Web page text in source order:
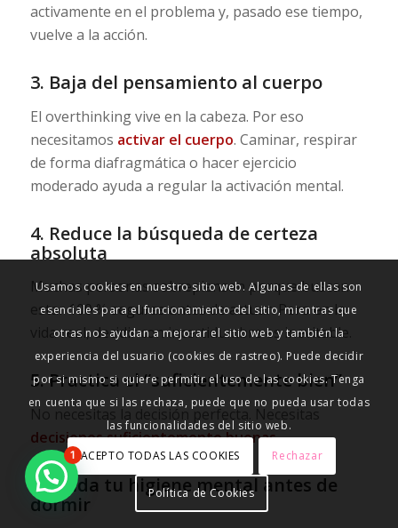
activamente en el problema y, pasado ese tiempo,
vuelve a la acción.
3. Baja del pensamiento al cuerpo
El overthinking vive en la cabeza. Por eso
necesitamos activar el cuerpo. Caminar, respirar
de forma diafragmática o hacer ejercicio
moderado ayuda a regular la activación mental.
4. Reduce la búsqueda de certeza
absoluta
Muchas personas sobrepiensan porque buscan
estar 100 % seguras antes de actuar. Pero en la
vida real, decidir con incertidumbre es inevitable.
5. Practica el “suficientemente bien”
No necesitas la decisión perfecta. Necesitas
decisiones suficientemente buenas.
6. Cuida tu higiene mental antes de
dormir
Usamos cookies en nuestro sitio web. Algunas de ellas son
esenciales para el funcionamiento del sitio, mientras que
otras nos ayudan a mejorar el sitio web y también la
experiencia del usuario (cookies de rastreo). Puede decidir
por si mismo si quiere permitir el uso de las cookies. Tenga
en cuenta que si las rechaza, puede que no pueda usar todas
las funcionalidades del sitio web.
ACEPTO TODAS LAS COOKIES Rechazar
Política de Cookies
1